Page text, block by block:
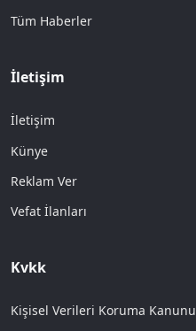
Tüm Haberler
İletişim
İletişim
Künye
Reklam Ver
Vefat İlanları
Kvkk
Kişisel Verileri Koruma Kanunu